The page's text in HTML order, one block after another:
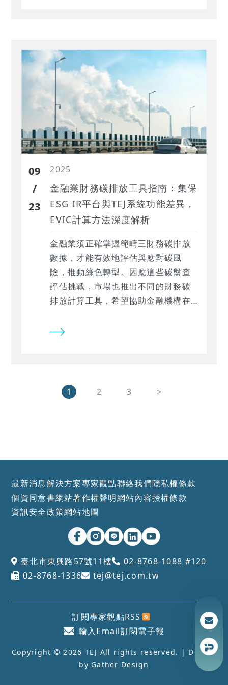
09
/
23
2025
金融業財務碳排放工具指南：集保
ESG IR平台與TEJ系統功能差異，
EVIC計算方法深度解析
金融業須正確掌握範疇三財務碳排放
數據，才能有效地評估與應對碳風
險，推動綠色轉型。因應這些碳盤查
評估挑戰，市場也推出不同的財務碳
排放計算工具，希望協助金融機構在
將概述集保財務碳排放計算機的功
碳排放。
1 2 3 >
最新消息解決方案專家觀點聯絡我們隱私權條款
個資同意書網站著作權聲明網站內容授權條款
資訊安全政策網站地圖
臺北市東興路57號11樓
02-8768-1088 #120
02-8768-1336
tej@tej.com.tw
訂閱專家觀點RSS
輸入Email訂閱電子報
Copyright © 2026 TEJ All rights reserved. | Design
by Gather Design